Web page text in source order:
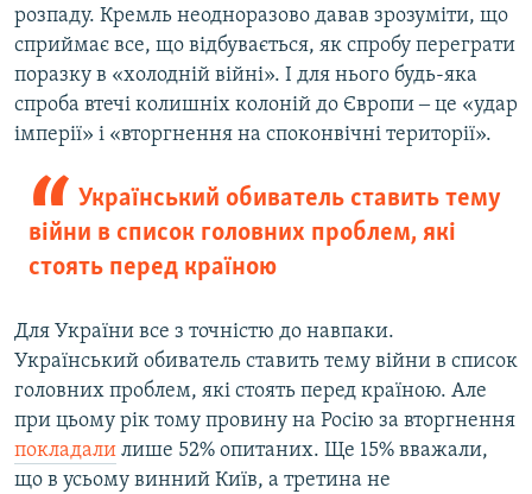
розпаду. Кремль неодноразово давав зрозуміти, що
сприймає все, що відбувається, як спробу переграти
поразку в «холодній війні». І для нього будь-яка
спроба втечі колишніх колоній до Європи ‒ це «удар
імперії» і «вторгнення на споконвічні території».​
Український обиватель ставить тему
війни в список головних проблем, які
стоять перед країною
Для України все з точністю до навпаки.
Український обиватель ставить тему війни в список
головних проблем, які стоять перед країною. Але
при цьому рік тому провину на Росію за вторгнення
покладали лише 52% опитаних. Ще 15% вважали,
що в усьому винний Київ, а третина не